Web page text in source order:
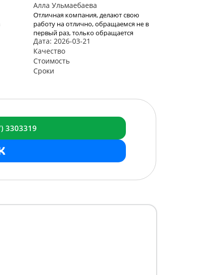
Алла Ульмаебаева
Отличная компания, делают свою
работу на отлично, обращаемся не в
первый раз, только обращается
будем к вам, последний раз выбрали
Готовая модульная баня «Лучший
вариант»
Дата: 2026-03-21
Качество
Стоимость
Сроки
3303319